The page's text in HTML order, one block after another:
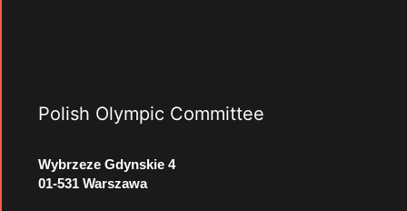
Polish Olympic Committee
Wybrzeze Gdynskie 4
01-531 Warszawa